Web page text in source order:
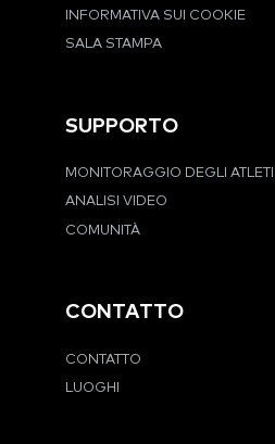
INFORMATIVA SUI COOKIE
SALA STAMPA
SUPPORTO
MONITORAGGIO DEGLI ATLETI
ANALISI VIDEO
COMUNITÀ
CONTATTO
CONTATTO
LUOGHI